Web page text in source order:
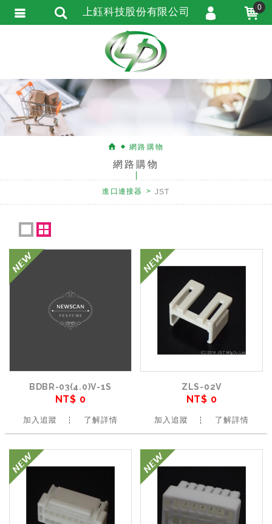
網路購物
網路購物
進口連接器 JST
BDBR-03(4.0)V-1S
NT$ 0
加入追蹤 了解詳情
ZLS-02V
NT$ 0
加入追蹤 了解詳情
上鈺科技股份有限公司 0
會員登入
會員註冊
忘記密碼